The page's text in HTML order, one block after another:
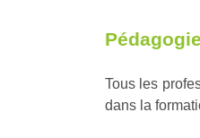
Pédagogie
Tous les
dans la